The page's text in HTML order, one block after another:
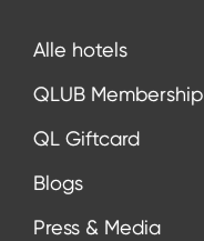
Alle hotels
QLUB Membership
QL Giftcard
Blogs
Press & Media